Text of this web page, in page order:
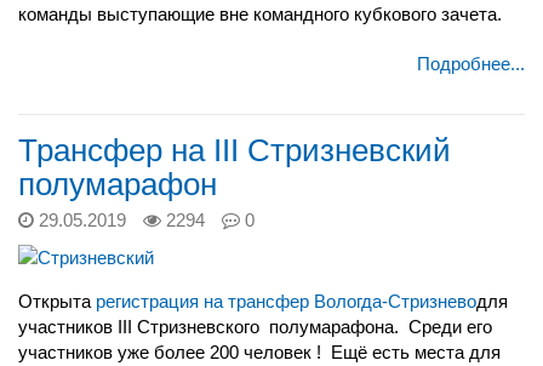
команды выступающие вне командного кубкового зачета.
Подробнее...
Трансфер на III Стризневский
полумарафон
29.05.2019 2294 0
Открыта регистрация на трансфер Вологда-Стризневодля
участников III Стризневского полумарафона. Среди его
участников уже более 200 человек ! Ещё есть места для